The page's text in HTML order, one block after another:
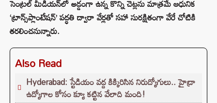
సెంట్రల్ మీడియన్‌లో అడ్డంగా ఉన్న కొన్ని చెట్లను మాత్రమే ఆధునిక
‘ట్రాన్స్‌ప్లాంటేషన్’ పద్ధతి ద్వారా వేర్లతో సహా సురక్షితంగా వేరే చోటికి
తరలించనున్నారు.
Also Read
Hyderabad: స్టేడియం వద్ద కిక్కిరిసిన నిరుద్యోగులు.. హైడ్రా
ఉద్యోగాల కోసం క్యూ కట్టిన వేలాది మంది!